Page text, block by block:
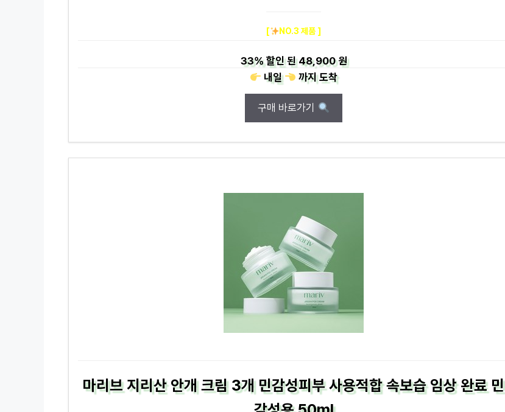
[ NO.3 제품 ]
33%할인 된48,900 원
내일
까지도착
구매 바로가기
마리브 지리산 안개 크림 3개 민감성피부 사용적합 속보습 임상 완료 민